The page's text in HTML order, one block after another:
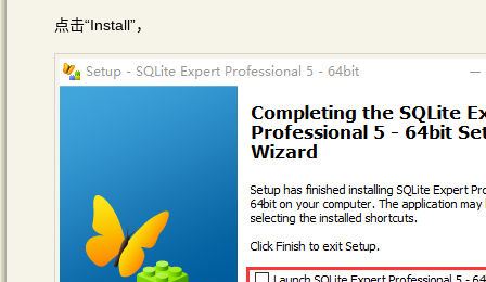
点击“Install”，